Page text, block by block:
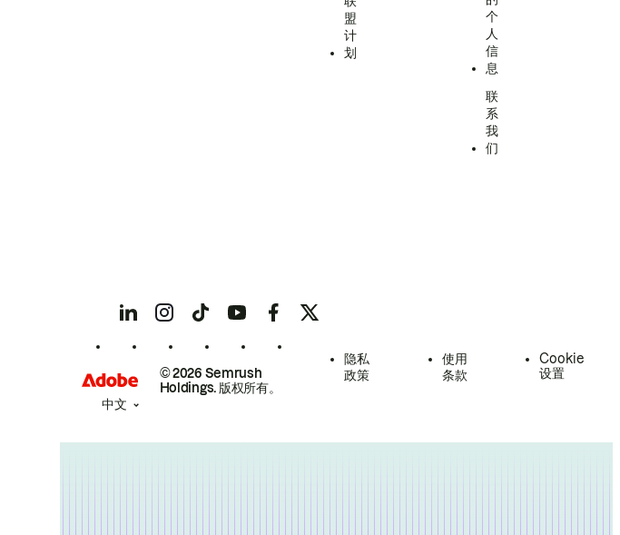
盟
计
划
个
人
信
息
联
系
我
们
© 2026 Semrush
Holdings. 版权所有。
隐私
政策
使用
条款
Cookie
设置
中文